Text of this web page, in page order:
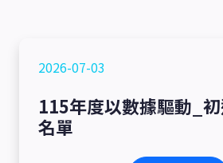
2026-07-03
115年度以數據驅動_
名單